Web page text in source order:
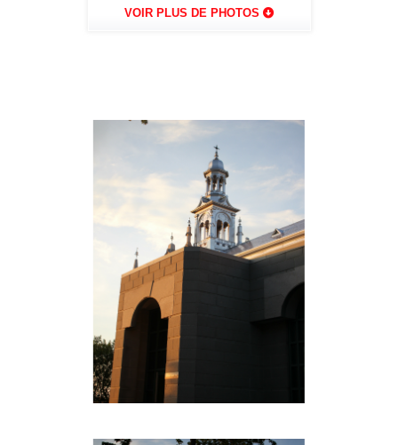
VOIR PLUS DE PHOTOS